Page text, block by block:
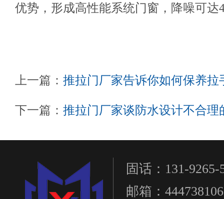
优势，形成高性能系统门窗，降噪可达
上一篇： 推拉门厂家告诉你如何保养拉
下一篇： 推拉门厂家谈防水设计不合理
固话：131-9265-
邮箱：